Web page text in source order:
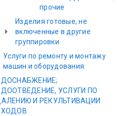
прочие
Изделия готовые, не
включенные в другие
группировки
Услуги по ремонту и монтажу
машин и оборудования
УСЛУГИ ПО
И РЕКУЛЬТИВАЦИИ